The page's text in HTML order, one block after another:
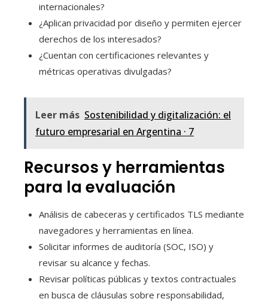
internacionales?
¿Aplican privacidad por diseño y permiten ejercer
derechos de los interesados?
¿Cuentan con certificaciones relevantes y
métricas operativas divulgadas?
Leer más Sostenibilidad y digitalización: el
futuro empresarial en Argentina · 7
Recursos y herramientas
para la evaluación
Análisis de cabeceras y certificados TLS mediante
navegadores y herramientas en línea.
Solicitar informes de auditoría (SOC, ISO) y
revisar su alcance y fechas.
Revisar políticas públicas y textos contractuales
en busca de cláusulas sobre responsabilidad,